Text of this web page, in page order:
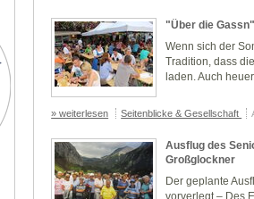
"Über die
Wenn sich der
Tradition, dass
laden. Auch
» weiterlesen Seitenblicke & Gesellschaft
Ausflug des
Großglockner
Der geplante
vorverlegt – Des